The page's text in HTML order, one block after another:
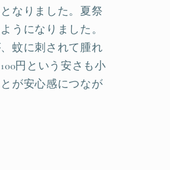
なりました。夏祭
うになりました。
蚊に刺されて腫れ
円という安さも小
が安心感につなが